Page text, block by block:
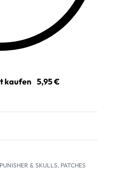
kaufen
PUNISHER & SKULLS, PATCHES